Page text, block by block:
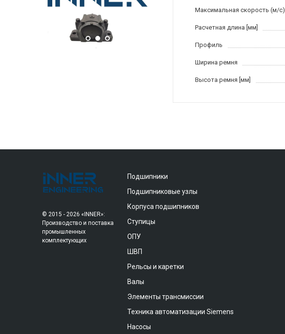
Максимальная скорость (м/c)
Расчетная длина [мм]
Профиль
Ширина ремня
Высота ремня [мм]
© 2015 - 2026 «INNER»:
Производство и поставка
промышленных
комплектующих
Подшипники
Подшипниковые узлы
Корпуса подшипников
Ступицы
ОПУ
ШВП
Рельсы и каретки
Валы
Элементы трансмиссии
Техника автоматизации Siemens
Насосы